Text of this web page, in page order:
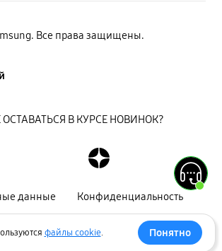
Все права защищены.
данные Конфиденциальность
ОСТАВАТЬСЯ В КУРСЕ НОВИНОК?
файлы cookie. Понятно